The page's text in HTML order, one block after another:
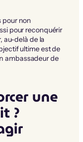
pour non
pour reconquérir
au-delà de la
ultime est de
ambassadeur de
une
?